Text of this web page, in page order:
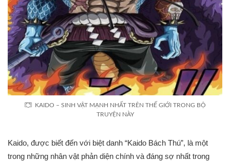
KAIDO – SINH VẬT MẠNH NHẤT TRÊN THẾ GIỚI TRONG BỘ
TRUYỆN NÀY
Kaido, được biết đến với biệt danh “Kaido Bách Thú”, là một
trong những nhân vật phản diện chính và đáng sợ nhất trong